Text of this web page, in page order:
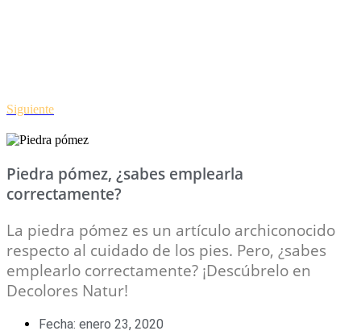
Siguiente
Piedra pómez, ¿sabes emplearla
correctamente?
La piedra pómez es un artículo archiconocido
respecto al cuidado de los pies. Pero, ¿sabes
emplearlo correctamente? ¡Descúbrelo en
Decolores Natur!
Fecha: enero 23, 2020